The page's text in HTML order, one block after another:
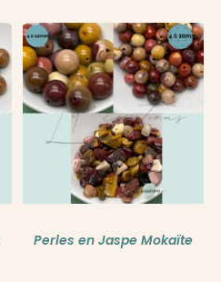
Perles en Jaspe Mokaïte